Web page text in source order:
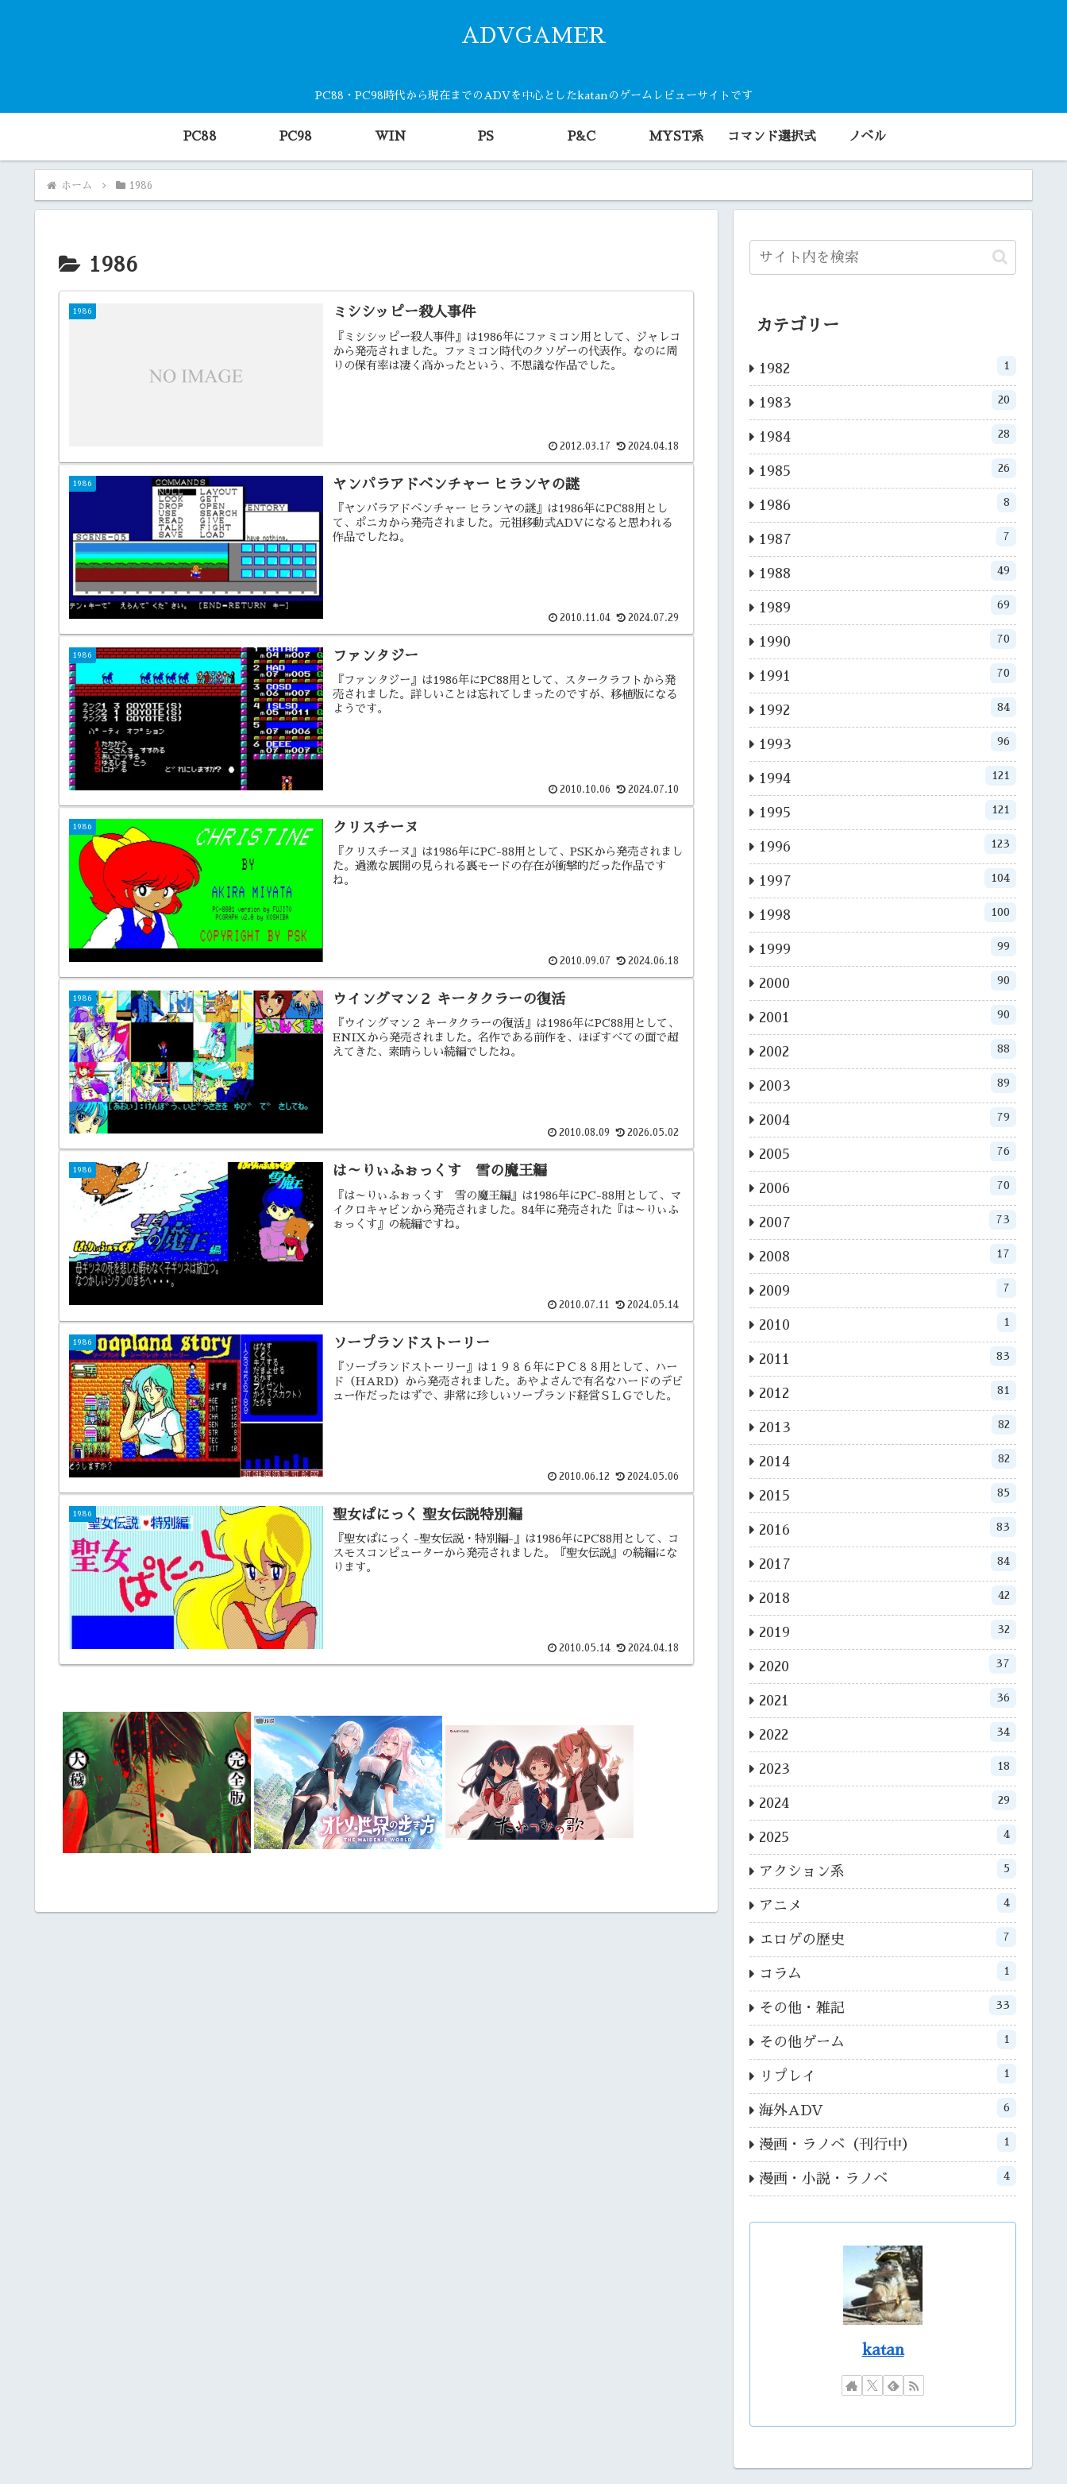
ADVGAMER
PC88・PC98時代から現在までのADVを中心としたkatanのゲームレビューサイトです
PC88 PC98 WIN PS P&C MYST系 コマンド選択式 ノベル
ホーム 1986
1986
1986 ミシシッピー殺人事件
『ミシシッピー殺人事件』は1986年にファミコン用として、ジャレコ
から発売されました。ファミコン時代のクソゲーの代表作。なのに周
りの保有率は凄く高かったという、不思議な作品でした。
2012.03.17 2024.04.18
1986 ヤンパラアドベンチャー ヒランヤの謎
『ヤンパラアドベンチャー ヒランヤの謎』は1986年にPC88用とし
て、ポニカから発売されました。元祖移動式ADVになると思われる
作品でしたね。
2010.11.04 2024.07.29
1986 ファンタジー
『ファンタジー』は1986年にPC88用として、スタークラフトから発
売されました。詳しいことは忘れてしまったのですが、移植版になる
ようです。
2010.10.06 2024.07.10
1986 クリスチーヌ
『クリスチーヌ』は1986年にPC-88用として、PSKから発売されまし
た。過激な展開の見られる裏モードの存在が衝撃的だった作品です
ね。
2010.09.07 2024.06.18
1986 ウイングマン２ キータクラーの復活
『ウイングマン２ キータクラーの復活』は1986年にPC88用として、
ENIXから発売されました。名作である前作を、ほぼすべての面で超
えてきた、素晴らしい続編でしたね。
2010.08.09 2026.05.02
1986 は～りぃふぉっくす 雪の魔王編
『は～りぃふぉっくす 雪の魔王編』は1986年にPC-88用として、マ
イクロキャビンから発売されました。84年に発売された『は～りぃふ
ぉっくす』の続編ですね。
2010.07.11 2024.05.14
1986 ソープランドストーリー
『ソープランドストーリー』は１９８６年にＰＣ８８用として、ハー
ド（HARD）から発売されました。あやよさんで有名なハードのデビ
ュー作だったはずで、非常に珍しいソープランド経営ＳＬＧでした。
2010.06.12 2024.05.06
1986 聖女ぱにっく 聖女伝説特別編
『聖女ぱにっく -聖女伝説・特別編-』は1986年にPC88用として、コ
スモスコンピューターから発売されました。『聖女伝説』の続編にな
ります。
2010.05.14 2024.04.18
カテゴリー
1982 1
1983 20
1984 28
1985 26
1986 8
1987 7
1988 49
1989 69
1990 70
1991 70
1992 84
1993 96
1994 121
1995 121
1996 123
1997 104
1998 100
1999 99
2000 90
2001 90
2002 88
2003 89
2004 79
2005 76
2006 70
2007 73
2008 17
2009 7
2010 1
2011 83
2012 81
2013 82
2014 82
2015 85
2016 83
2017 84
2018 42
2019 32
2020 37
2021 36
2022 34
2023 18
2024 29
2025 4
アクション系 5
アニメ 4
エロゲの歴史 7
コラム 1
その他・雑記 33
その他ゲーム 1
リプレイ 1
海外ADV 6
漫画・ラノベ（刊行中） 1
漫画・小説・ラノベ 4
katan